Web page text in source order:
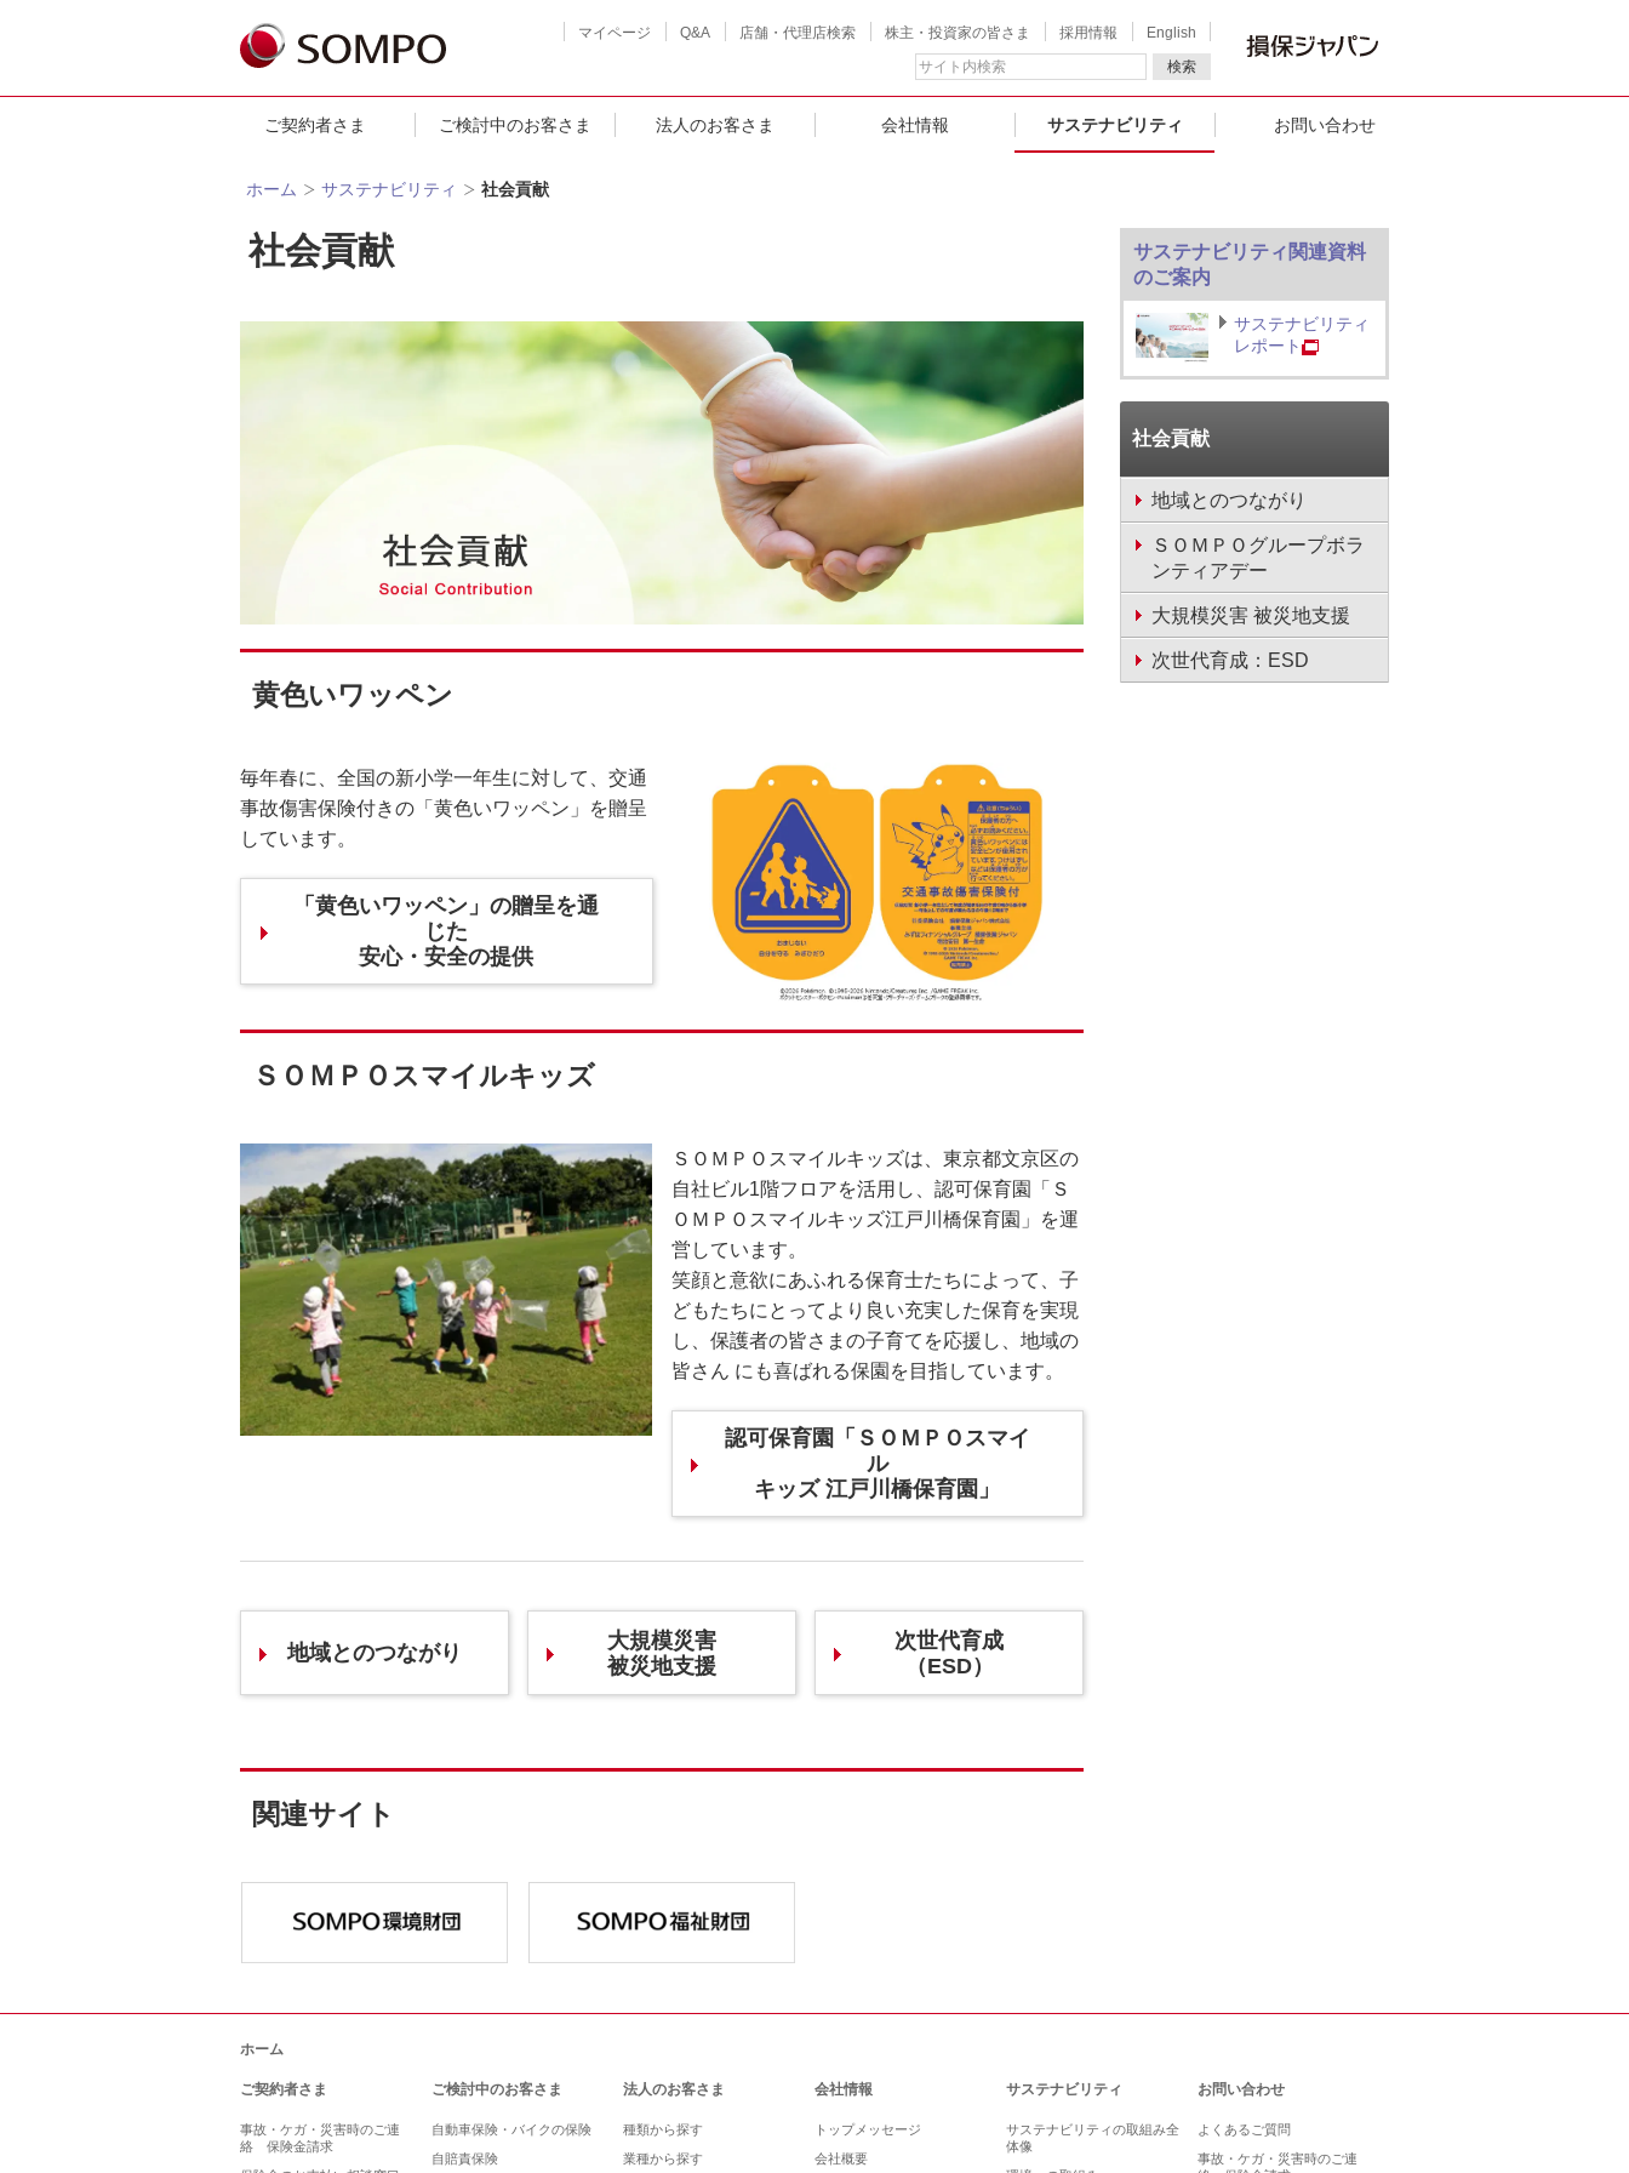
マイページ Q&A 店舗・代理店検索 株主・投資家の皆さま 採用情報
English
検索
ご契約者さま ご検討中のお客さま 法人のお客さま 会社情報 サステナビリティ お問い合わせ
ホーム サステナビリティ 社会貢献
社会貢献
黄色いワッペン
毎年春に、全国の新小学一年生に対して、交通
事故傷害保険付きの「黄色いワッペン」を贈呈
しています。
「黄色いワッペン」の贈呈を通
じた
安心・安全の提供
ＳＯＭＰＯスマイルキッズ
ＳＯＭＰＯスマイルキッズは、東京都文京区の
自社ビル1階フロアを活用し、認可保育園「Ｓ
ＯＭＰＯスマイルキッズ江戸川橋保育園」を運
営しています。
笑顔と意欲にあふれる保育士たちによって、子
どもたちにとってより良い充実した保育を実現
し、保護者の皆さまの子育てを応援し、地域の
皆さん にも喜ばれる保園を目指しています。
認可保育園「ＳＯＭＰＯスマイ
ル
キッズ 江戸川橋保育園」
地域とのつながり
大規模災害
被災地支援
次世代育成
（ESD）
関連サイト
サステナビリティ関連資料
のご案内
サステナビリティ
レポート
社会貢献
地域とのつながり
ＳＯＭＰＯグループボラ
ンティアデー
大規模災害 被災地支援
次世代育成：ESD
ホーム
ご契約者さま
事故・ケガ・災害時のご連
絡 保険金請求
ご検討中のお客さま
自動車保険・バイクの保険
自賠責保険
法人のお客さま
種類から探す
業種から探す
会社情報
トップメッセージ
会社概要
サステナビリティ
サステナビリティの取組み全
体像
お問い合わせ
よくあるご質問
事故・ケガ・災害時のご連